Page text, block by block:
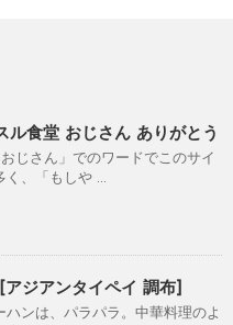
ル食堂 おじさん ありがとう
じさん」でのワードでこのサイ
く、「もしや ...
ジアンタイペイ 調布]
ハンは、パラパラ。中華料理のよ